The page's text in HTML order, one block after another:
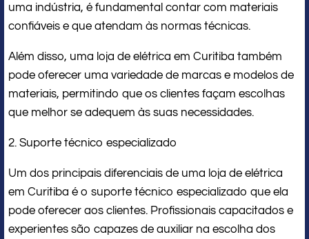
uma indústria, é fundamental contar com materiais
confiáveis e que atendam às normas técnicas.
Além disso, uma loja de elétrica em Curitiba também
pode oferecer uma variedade de marcas e modelos de
materiais, permitindo que os clientes façam escolhas
que melhor se adequem às suas necessidades.
2. Suporte técnico especializado
Um dos principais diferenciais de uma loja de elétrica
em Curitiba é o suporte técnico especializado que ela
pode oferecer aos clientes. Profissionais capacitados e
experientes são capazes de auxiliar na escolha dos